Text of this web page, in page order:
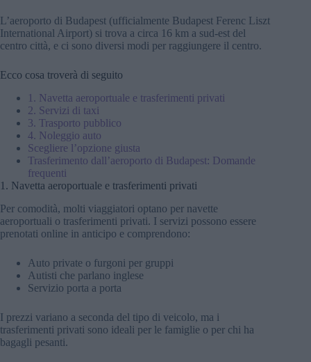
L’aeroporto di Budapest (ufficialmente Budapest Ferenc Liszt
International Airport) si trova a circa 16 km a sud-est del
centro città, e ci sono diversi modi per raggiungere il centro.
Ecco cosa troverà di seguito
1. Navetta aeroportuale e trasferimenti privati
2. Servizi di taxi
3. Trasporto pubblico
4. Noleggio auto
Scegliere l’opzione giusta
Trasferimento dall’aeroporto di Budapest: Domande
frequenti
1. Navetta aeroportuale e trasferimenti privati
Per comodità, molti viaggiatori optano per navette
aeroportuali o trasferimenti privati. I servizi possono essere
prenotati online in anticipo e comprendono:
Auto private o furgoni per gruppi
Autisti che parlano inglese
Servizio porta a porta
I prezzi variano a seconda del tipo di veicolo, ma i
trasferimenti privati sono ideali per le famiglie o per chi ha
bagagli pesanti.